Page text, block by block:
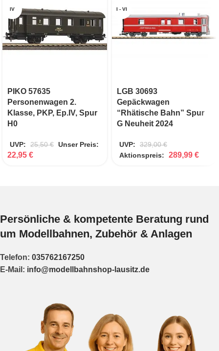
IV
PIKO 57635
Personenwagen 2.
Klasse, PKP, Ep.IV, Spur
H0
UVP: 25,50€ Unser Preis:
22,95 €
I - VI
LGB 30693
Gepäckwagen
“Rhätische Bahn” Spur
G Neuheit 2024
UVP: 329,00€
Aktionspreis: 289,99 €
Persönliche & kompetente Beratung rund
um Modellbahnen, Zubehör & Anlagen
Telefon: 035762167250
E-Mail: info@modellbahnshop-lausitz.de